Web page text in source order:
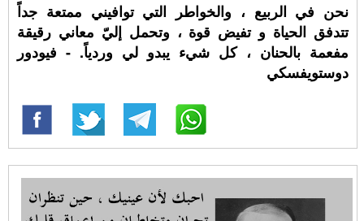
نحن في الربيع ، والخواطر التي توافيني ممتعة جداً
تتدفق الحياة و تفيض قوة ، وتحمل إليّ معاني رقيقة
مفعمة بالحنان ، كل شيء يبدو لي وردياً. - فيودور
دوستويفسكي